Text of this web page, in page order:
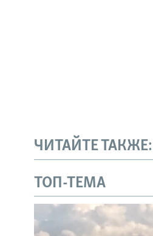
ЧИТАЙТЕ ТАКЖЕ:
ТОП-ТЕМА